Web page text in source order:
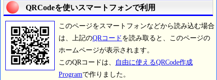
QRCodeを使いスマートフォンで利用
このページをスマートフォンなどから読み込む場合
は、上記のQRコード を読み取ると、このページの
ホームページが表示されます。
このQRコードは、
自由に使えるQRCode作成
Programで作りました。